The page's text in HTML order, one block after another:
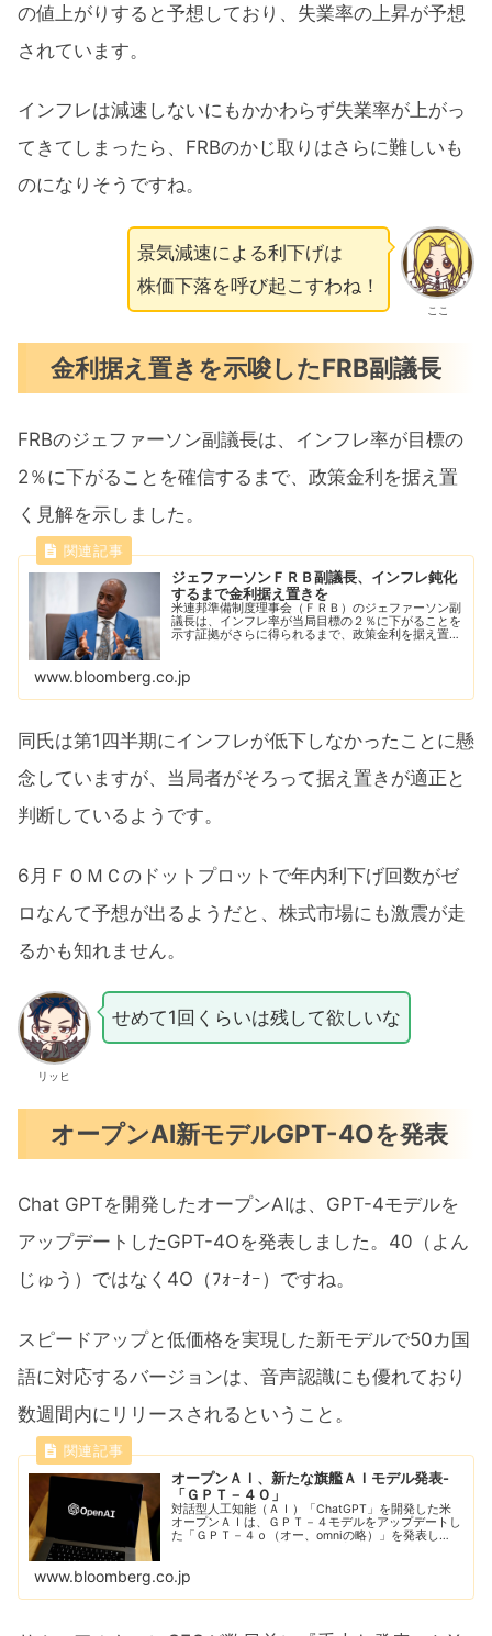
の値上がりすると予想しており、失業率の上昇が予想
されています。
インフレは減速しないにもかかわらず失業率が上がっ
てきてしまったら、FRBのかじ取りはさらに難しいも
のになりそうですね。
ここ
景気減速による利下げは
株価下落を呼び起こすわね！
金利据え置きを示唆したFRB副議長
FRBのジェファーソン副議長は、インフレ率が目標の
2％に下がることを確信するまで、政策金利を据え置
く見解を示しました。
ジェファーソンＦＲＢ副議長、インフレ鈍化
するまで金利据え置きを
米連邦準備制度理事会（ＦＲＢ）のジェファーソン副
議長は、インフレ率が当局目標の２％に下がることを
示す証拠がさらに得られるまで、政策金利を据え置く
www.bloomberg.co.jp
同氏は第1四半期にインフレが低下しなかったことに懸
念していますが、当局者がそろって据え置きが適正と
判断しているようです。
6月ＦＯＭＣのドットプロットで年内利下げ回数がゼ
ロなんて予想が出るようだと、株式市場にも激震が走
るかも知れません。
リッヒ
せめて1回くらいは残して欲しいな
オープンAI新モデルGPT-4Oを発表
Chat GPTを開発したオープンAIは、GPT-4モデルを
アップデートしたGPT-4Oを発表しました。40（よん
じゅう）ではなく4O（ﾌｫｰｵｰ）ですね。
スピードアップと低価格を実現した新モデルで50カ国
語に対応するバージョンは、音声認識にも優れており
数週間内にリリースされるということ。
オープンＡＩ、新たな旗艦ＡＩモデル発表-
「ＧＰＴ－４Ｏ」
対話型人工知能（ＡＩ）「ChatGPT」を開発した米
オープンＡＩは、ＧＰＴ－４モデルをアップデートし
た「ＧＰＴ－４ｏ（オー、omniの略）」を発表し
www.bloomberg.co.jp